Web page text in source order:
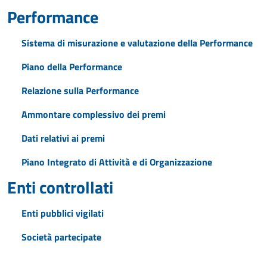
Performance
Sistema di misurazione e valutazione della Performance
Piano della Performance
Relazione sulla Performance
Ammontare complessivo dei premi
Dati relativi ai premi
Piano Integrato di Attività e di Organizzazione
Enti controllati
Enti pubblici vigilati
Società partecipate